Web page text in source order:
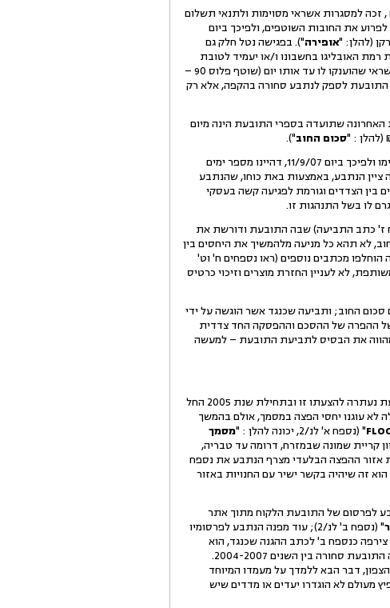
זכה למסגרות אשראי מסוימות ולתנאי תשלום
בטחונות ו/או לפרוע את החובות השוטפים, ולפיכך ביום
(להלן: "אופירה"). בפגישה נטל חלק גם
האובליגו בחשבונו ו/או יעמיד לטובת
החברה בטחונות ו/או יכסה את החוב הקיים בכרטסת עד ליום הפגישה בהמחאות דחויות בהתאם לתנאי האשראי שהוענקו לו עד אותו יום (שוטף פלוס 90 –
התובעת לספק לנתבע סחורה בהקפה, אלא רק
האחרונה שתועדה בספרי התובעת הינה מיום
סכום החוב").
5.הנתבע ראה בהפסקת אספקת המוצרים מצד התובעת ובדרישה לפירעון מיידי של החוב כהפרת ההסכם עימו ולפיכך ביום 11/9/07, דהיינו מספר ימים
הנתבע, באמצעות באת כוחו, שהנתבע
הצדדים וגורמת לפגיעה קשה בעסקי
לו בשל התנהגות זו.
ז' כתב התביעה) שבה התובעת ודורשת את
לא תהא כל מניעה מלהמשיך את היחסים בין
מכתבים אלו נערכה בין הצדדים פגישה נוספת מיום 30/9/07, ובעקבותיה הוחלפו מכתבים נוספים (ראו נספחים ח' וט'
לא לעניין החזרת מוצרים וזיכוי כרטיס
11/07, במסגרתה דורשת היא את תשלום סכום החוב; ותביעה שכנגד אשר הוגשה על ידי
אשר נגרמו לו, לטענתו, בשל ההפרה של ההסכם וההפסקה החד צדדית
את הבסיס לתביעת התובעת – למעשה
8.הנתבע טוען כי בשנת 2004 הציע לתובעת לפעול כמפיץ ומשווק של מוצריה בצפון. לטענת הנתבע, התובעת נעתרה להצעתו זו ובתחילת שנת 2005 החל
6 לתצהיר הנתבע, סומן נ/2). הנתבע טוען כי תחילה לא עוגנו יחסי הפצה במסמך, אולם בהמשך
" (נספח א' לנ/2, יכונה להלן : "
מסמך
קריית שמונה שבמזרח, דרומה עד טבריה,
אזור ההפצה הבלעדי מצרף הנתבע את נספח
זה שיהיה בקשר ישיר עם החנויות באזור
מפנה שהנתבע לפרסום של התובעת הלקוח מתוך אתר
" (נספח ב' לנ/2); עוד מפנה הנתבע לפרסומיו
למסמכים אשר התובעת צירפה כנספח ב' לכתב ההגנה שכנגד, הוא
מסמך פירוט מכירות התובעת באזור הצפון, תוך פילוח בין המכירות לנתבע לעומת יתר הגורמים להם שיווקה התובעת סחורה בין השנים 2004-2007.
50%-80% מכלל מכירות התובעת באזור הצפון, דבר הבא ללמדך על מעמדו המיוחד
מעולם לא הוגדרו יעדים או מדדים שיש